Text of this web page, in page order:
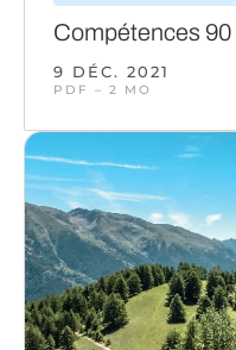
Compétences 90
9 DÉC. 2021
PDF – 2 MO